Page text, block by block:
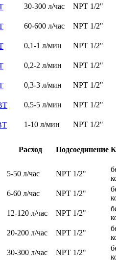
30-300 л/час NPT 1/2"
60-600 л/час NPT 1/2"
0,1-1 л/мин NPT 1/2"
0,2-2 л/мин NPT 1/2"
0,3-3 л/мин NPT 1/2"
0,5-5 л/мин NPT 1/2"
1-10 л/мин NPT 1/2"
Расход Подсоединение
5-50 л/час NPT 1/2"
6-60 л/час NPT 1/2"
12-120 л/час NPT 1/2"
20-200 л/час NPT 1/2"
30-300 л/час NPT 1/2"